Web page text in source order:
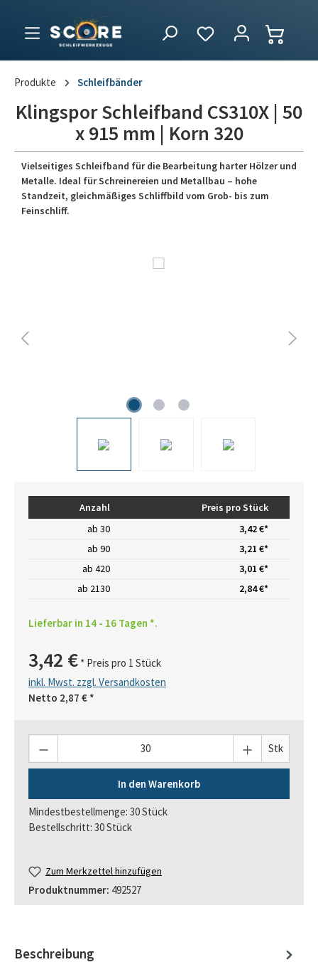
Produkte Schleifbänder
Klingspor Schleifband CS310X | 50
x 915 mm | Korn 320
Vielseitiges Schleifband für die Bearbeitung harter Hölzer und
Metalle. Ideal für Schreinereien und Metallbau – hohe
Standzeit, gleichmäßiges Schliffbild vom Grob- bis zum
Feinschliff.
Anzahl
Preis pro Stück
ab 30
3,42 €*
ab 90
3,21 €*
ab 420
3,01 €*
ab 2130 2,84 €*
Lieferbar in 14 - 16 Tagen *.
3,42 € * Preis pro 1 Stück
inkl. Mwst. zzgl. Versandkosten
Netto 2,87 € *
Stk
In den Warenkorb
Mindestbestellmenge: 30 Stück
Bestellschritt: 30 Stück
Zum Merkzettel hinzufügen
Produktnummer: 492527
Beschreibung